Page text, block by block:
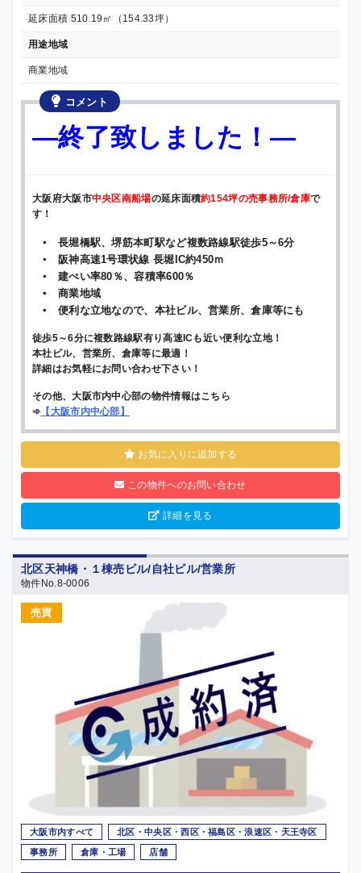
延床面積 510.19㎡（154.33坪）
用途地域
商業地域
コメント
—終了致しました！—
大阪府大阪市中央区南船場の延床面積約154坪の売事務所/倉庫で
す！
▪ 長堀橋駅、堺筋本町駅など複数路線駅徒歩5～6分
▪ 阪神高速1号環状線 長堀IC約450ｍ
▪ 建ぺい率80％、容積率600％
▪ 商業地域
▪ 便利な立地なので、本社ビル、営業所、倉庫等にも
徒歩5～6分に複数路線駅有り高速ICも近い便利な立地！
本社ビル、営業所、倉庫等に最適！
詳細はお気軽にお問い合わせ下さい！
その他、大阪市内中心部の物件情報はこちら
➾ 【大阪市内中心部】
お気に入りに追加する
この物件へのお問い合わせ
詳細を見る
北区天神橋・１棟売ビル/自社ビル/営業所
物件No.8-0006
売買
大阪市内すべて 北区・中央区・西区・福島区・浪速区・天王寺区
事務所 倉庫・工場 店舗